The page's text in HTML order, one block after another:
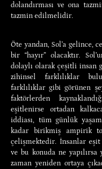
dolandırması ve ona
tazmin edilmelidir.
Öte yandan, Sol’a gelince,
bir “hayır” olacaktır.
dolaylı olarak çeşitli insan
zihinsel farklılıklar
farklılıklar gibi görünen
faktörlerden
eşitlenirse ortadan
iddiası, tüm günlük
kadar birikmiş ampirik
çelişmektedir. İnsanlar
ve bu konuda ne yapılırsa
zaman yeniden ortaya